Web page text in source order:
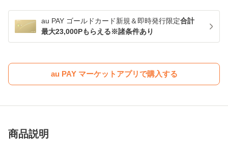
au PAY ゴールドカード新規＆即時発行限定合計
最大23,000Pもらえる※諸条件あり
au PAY マーケットアプリで購入する
商品説明